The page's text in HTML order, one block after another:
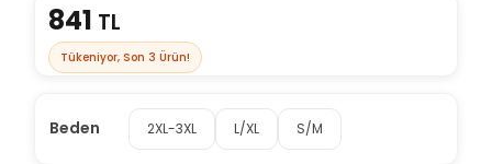
841 TL
Tükeniyor, Son 3 Ürün!
Beden 2XL-3XL L/XL S/M